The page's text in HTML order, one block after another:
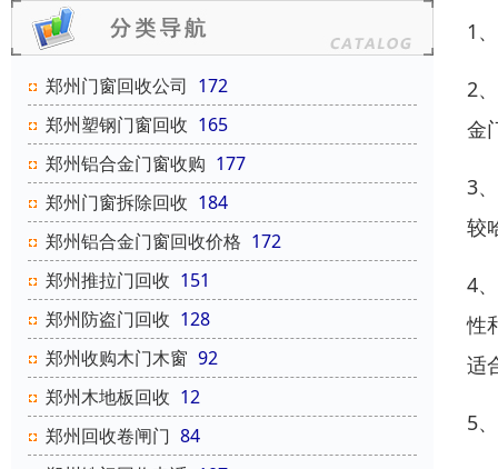
郑州门窗回收公司 172
郑州塑钢门窗回收 165
郑州铝合金门窗收购 177
郑州门窗拆除回收 184
郑州铝合金门窗回收价格 172
郑州推拉门回收 151
郑州防盗门回收 128
郑州收购木门木窗 92
郑州木地板回收 12
郑州回收卷闸门 84
1
2
金
3
较
4
性
适
5